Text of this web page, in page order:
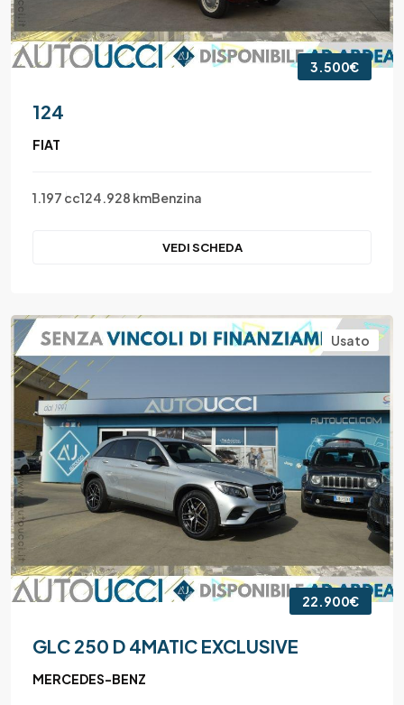
3.500€
124
FIAT
1.197 cc124.928 kmBenzina
VEDI SCHEDA
Usato
22.900€
GLC 250 D 4MATIC EXCLUSIVE
MERCEDES-BENZ